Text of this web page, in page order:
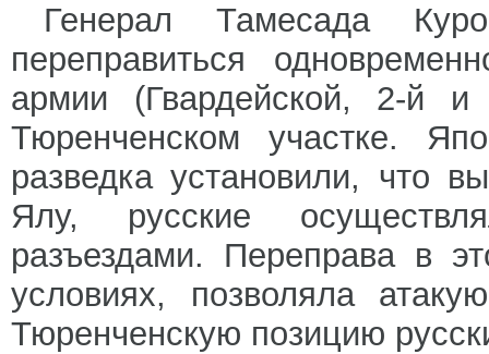
Генерал Тамесада
переправиться
армии (Гвардейской, 2-й
Тюренченском участке.
разведка установили, что
Ялу, русские
разъездами. Переправа в
условиях, позволяла
Тюренченскую позицию